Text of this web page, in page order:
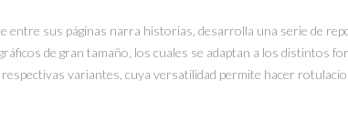
entre sus páginas narra historias, desarrolla una serie de
de gran tamaño, los cuales se adaptan a los distintos
variantes, cuya versatilidad permite hacer